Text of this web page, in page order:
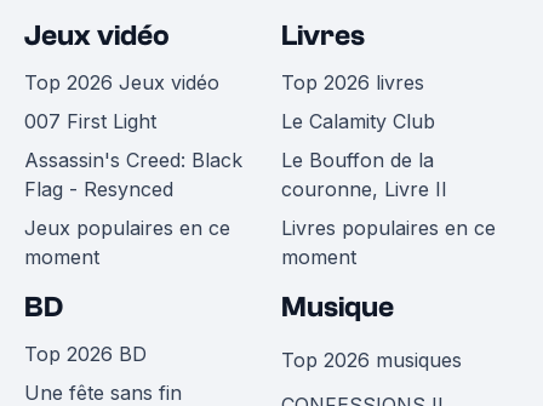
Jeux vidéo
Top 2026 Jeux vidéo
007 First Light
Assassin's Creed: Black
Flag - Resynced
Jeux populaires en ce
moment
Livres
Top 2026 livres
Le Calamity Club
Le Bouffon de la
couronne, Livre II
Livres populaires en ce
moment
BD
Top 2026 BD
Une fête sans fin
Musique
Top 2026 musiques